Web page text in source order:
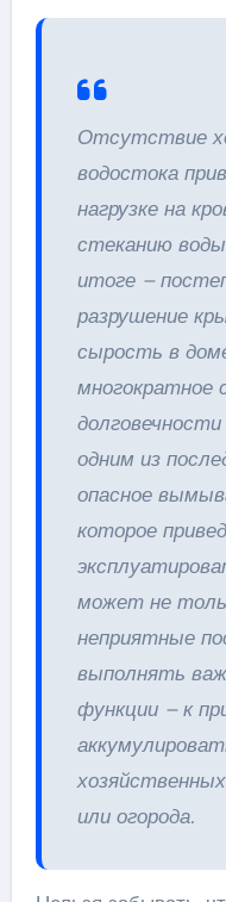
Отсутствие
водостока
нагрузке на
стеканию
итоге –
разрушение
сырость в
многократное
одним из
опасное
которое
может не
неприятные
выполнять
функции – к
или огорода.